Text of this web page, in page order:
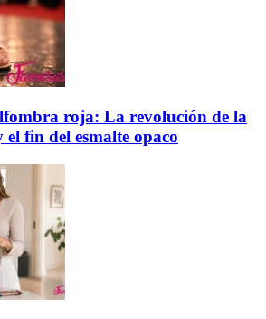
roja: La revolución de la
fin del esmalte opaco